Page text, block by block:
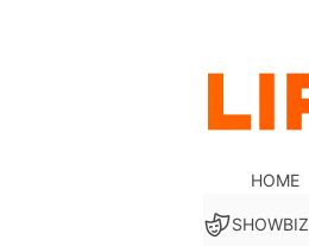
HOME
SHOWBIZ